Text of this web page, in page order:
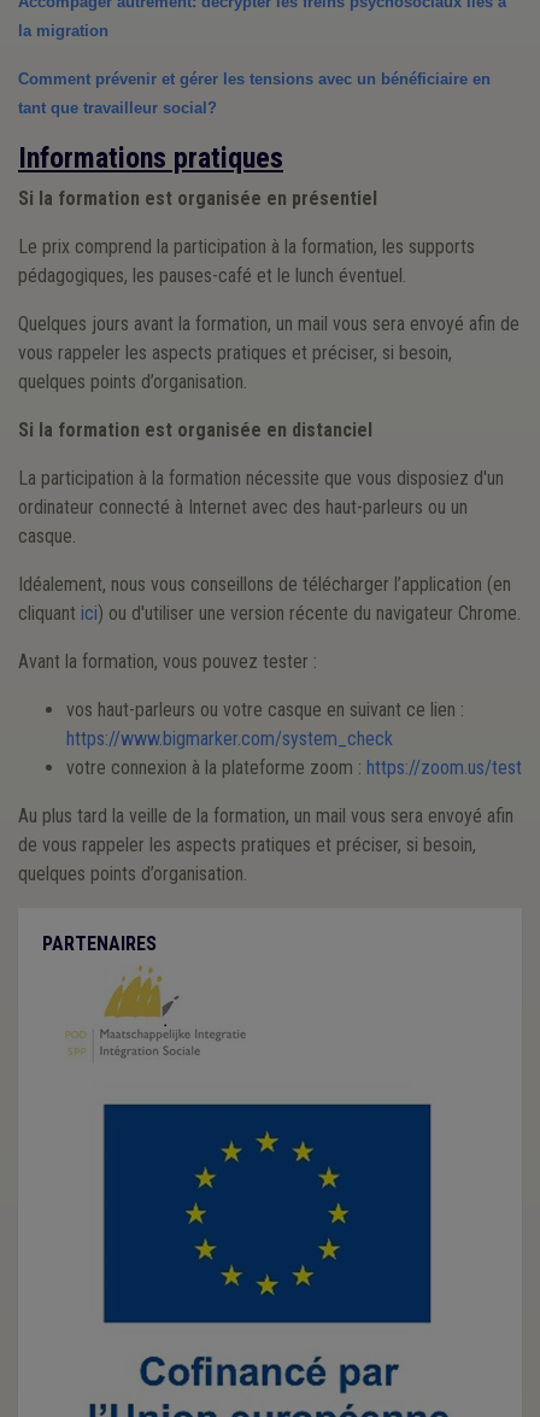
la migration
Comment prévenir et gérer les tensions avec un bénéficiaire en
tant que travailleur social?
Informations pratiques
Si la formation est organisée en présentiel
Le prix comprend la participation à la formation, les supports
pédagogiques, les pauses-café et le lunch éventuel.
Quelques jours avant la formation, un mail vous sera envoyé afin de
vous rappeler les aspects pratiques et préciser, si besoin,
quelques points d’organisation.
Si la formation est organisée en distanciel
La participation à la formation nécessite que vous disposiez d'un
ordinateur connecté à Internet avec des haut-parleurs ou un
casque.
Idéalement, nous vous conseillons de télécharger l’application (en
cliquant ici) ou d'utiliser une version récente du navigateur Chrome.
Avant la formation, vous pouvez tester :
vos haut-parleurs ou votre casque en suivant ce lien :
https://www.bigmarker.com/system_check
votre connexion à la plateforme zoom : https://zoom.us/test
Au plus tard la veille de la formation, un mail vous sera envoyé afin
de vous rappeler les aspects pratiques et préciser, si besoin,
quelques points d’organisation.
PARTENAIRES